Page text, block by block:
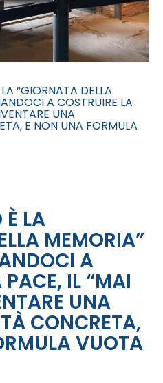
“GIORNATA DELLA
A COSTRUIRE LA
UNA
E NON UNA FORMULA
LA
MEMORIA”
A
PACE, IL “MAI
UNA
CONCRETA,
VUOTA